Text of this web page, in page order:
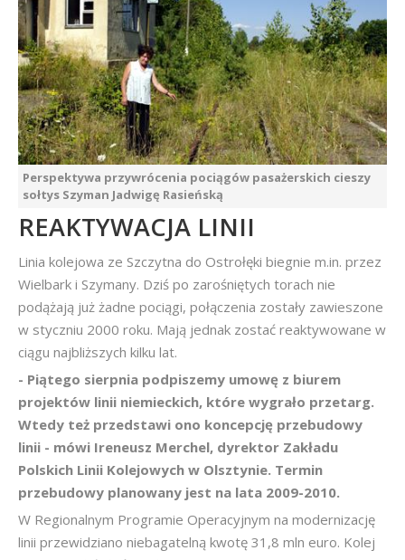
Perspektywa przywrócenia pociągów pasażerskich cieszy
sołtys Szyman Jadwigę Rasieńską
REAKTYWACJA LINII
Linia kolejowa ze Szczytna do Ostrołęki biegnie m.in. przez
Wielbark i Szymany. Dziś po zarośniętych torach nie
podążają już żadne pociągi, połączenia zostały zawieszone
w styczniu 2000 roku. Mają jednak zostać reaktywowane w
ciągu najbliższych kilku lat.
- Piątego sierpnia podpiszemy umowę z biurem
projektów linii niemieckich, które wygrało przetarg.
Wtedy też przedstawi ono koncepcję przebudowy
linii - mówi Ireneusz Merchel, dyrektor Zakładu
Polskich Linii Kolejowych w Olsztynie. Termin
przebudowy planowany jest na lata 2009-2010.
W Regionalnym Programie Operacyjnym na modernizację
linii przewidziano niebagatelną kwotę 31,8 mln euro. Kolej